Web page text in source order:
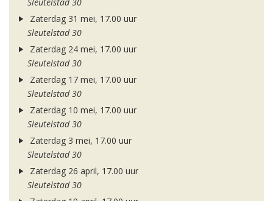
Sleutelstad 30
Zaterdag 31 mei, 17.00 uur
Sleutelstad 30
Zaterdag 24 mei, 17.00 uur
Sleutelstad 30
Zaterdag 17 mei, 17.00 uur
Sleutelstad 30
Zaterdag 10 mei, 17.00 uur
Sleutelstad 30
Zaterdag 3 mei, 17.00 uur
Sleutelstad 30
Zaterdag 26 april, 17.00 uur
Sleutelstad 30